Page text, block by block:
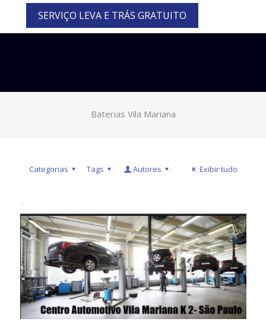
SERVIÇO LEVA E TRÁS GRATUITO
Baterias Vila Mariana
Categorias Tags Autores Exibir tudo